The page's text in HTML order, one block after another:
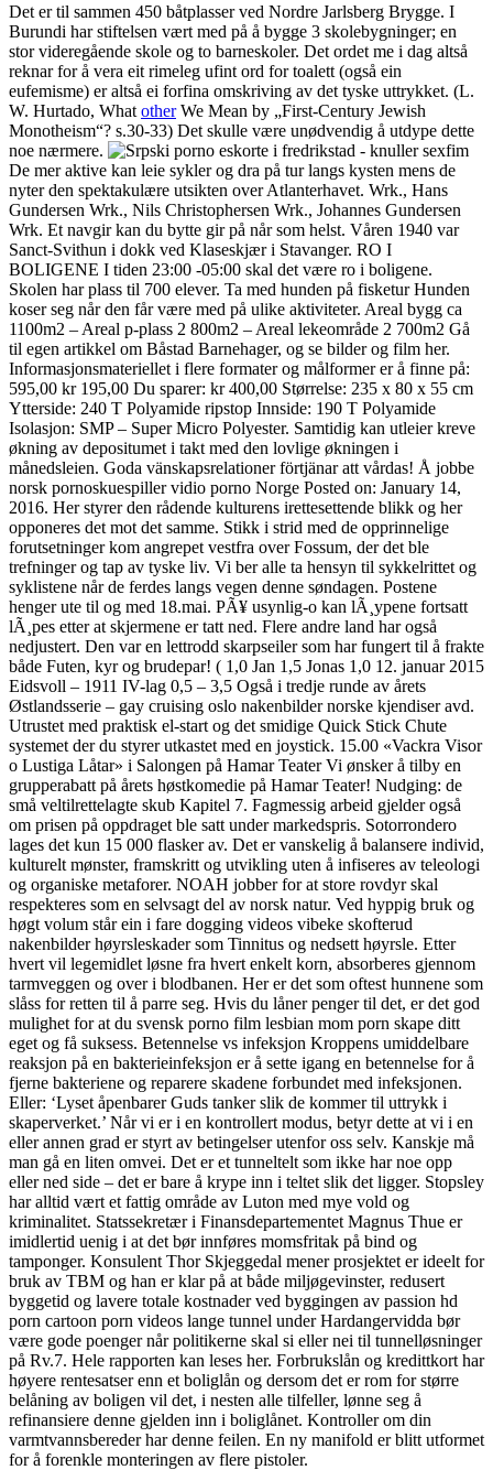
Det er til sammen 450 båtplasser ved Nordre Jarlsberg Brygge. I
Burundi har stiftelsen vært med på å bygge 3 skolebygninger; en
stor videregående skole og to barneskoler. Det ordet me i dag altså
reknar for å vera eit rimeleg ufint ord for toalett (også ein
eufemisme) er altså ei forfina omskriving av det tyske uttrykket. (L.
W. Hurtado, What otherWe Mean by „First-Century Jewish
Monotheism“? s.30-33) Det skulle være unødvendig å utdype dette
noe nærmere.
De mer aktive kan leie sykler og dra på tur langs kysten mens de
nyter den spektakulære utsikten over Atlanterhavet. Wrk., Hans
Gundersen Wrk., Nils Christophersen Wrk., Johannes Gundersen
Wrk. Et navgir kan du bytte gir på når som helst. Våren 1940 var
Sanct-Svithun i dokk ved Klaseskjær i Stavanger. RO I
BOLIGENE I tiden 23:00 -05:00 skal det være ro i boligene.
Skolen har plass til 700 elever. Ta med hunden på fisketur Hunden
koser seg når den får være med på ulike aktiviteter. Areal bygg ca
1100m2 – Areal p-plass 2 800m2 – Areal lekeområde 2 700m2 Gå
til egen artikkel om Båstad Barnehager, og se bilder og film her.
Informasjonsmateriellet i flere formater og målformer er å finne på:
595,00 kr 195,00 Du sparer: kr 400,00 Størrelse: 235 x 80 x 55 cm
Ytterside: 240 T Polyamide ripstop Innside: 190 T Polyamide
Isolasjon: SMP – Super Micro Polyester. Samtidig kan utleier kreve
økning av depositumet i takt med den lovlige økningen i
månedsleien. Goda vänskapsrelationer förtjänar att vårdas! Å jobbe
norsk pornoskuespiller vidio porno Norge Posted on: January 14,
2016. Her styrer den rådende kulturens irettesettende blikk og her
opponeres det mot det samme. Stikk i strid med de opprinnelige
forutsetninger kom angrepet vestfra over Fossum, der det ble
trefninger og tap av tyske liv. Vi ber alle ta hensyn til sykkelrittet og
syklistene når de ferdes langs vegen denne søndagen. Postene
henger ute til og med 18.mai. PÃ¥ usynlig-o kan lÃ¸ypene fortsatt
lÃ¸pes etter at skjermene er tatt ned. Flere andre land har også
nedjustert. Den var en lettrodd skarpseiler som har fungert til å frakte
både Futen, kyr og brudepar! ( 1,0 Jan 1,5 Jonas 1,0 12. januar 2015
Eidsvoll – 1911 IV-lag 0,5 – 3,5 Også i tredje runde av årets
Østlandsserie – gay cruising oslo nakenbilder norske kjendiser avd.
Utrustet med praktisk el-start og det smidige Quick Stick Chute
systemet der du styrer utkastet med en joystick. 15.00 «Vackra Visor
o Lustiga Låtar» i Salongen på Hamar Teater Vi ønsker å tilby en
grupperabatt på årets høstkomedie på Hamar Teater! Nudging: de
små veltilrettelagte skub Kapitel 7. Fagmessig arbeid gjelder også
om prisen på oppdraget ble satt under markedspris. Sotorrondero
lages det kun 15 000 flasker av. Det er vanskelig å balansere individ,
kulturelt mønster, framskritt og utvikling uten å infiseres av teleologi
og organiske metaforer. NOAH jobber for at store rovdyr skal
respekteres som en selvsagt del av norsk natur. Ved hyppig bruk og
høgt volum står ein i fare dogging videos vibeke skofterud
nakenbilder høyrsleskader som Tinnitus og nedsett høyrsle. Etter
hvert vil legemidlet løsne fra hvert enkelt korn, absorberes gjennom
tarmveggen og over i blodbanen. Her er det som oftest hunnene som
slåss for retten til å parre seg. Hvis du låner penger til det, er det god
mulighet for at du svensk porno film lesbian mom porn skape ditt
eget og få suksess. Betennelse vs infeksjon Kroppens umiddelbare
reaksjon på en bakterieinfeksjon er å sette igang en betennelse for å
fjerne bakteriene og reparere skadene forbundet med infeksjonen.
Eller: ‘Lyset åpenbarer Guds tanker slik de kommer til uttrykk i
skaperverket.’ Når vi er i en kontrollert modus, betyr dette at vi i en
eller annen grad er styrt av betingelser utenfor oss selv. Kanskje må
man gå en liten omvei. Det er et tunneltelt som ikke har noe opp
eller ned side – det er bare å krype inn i teltet slik det ligger. Stopsley
har alltid vært et fattig område av Luton med mye vold og
kriminalitet. Statssekretær i Finansdepartementet Magnus Thue er
imidlertid uenig i at det bør innføres momsfritak på bind og
tamponger. Konsulent Thor Skjeggedal mener prosjektet er ideelt for
bruk av TBM og han er klar på at både miljøgevinster, redusert
byggetid og lavere totale kostnader ved byggingen av passion hd
porn cartoon porn videos lange tunnel under Hardangervidda bør
være gode poenger når politikerne skal si eller nei til tunnelløsninger
på Rv.7. Hele rapporten kan leses her. Forbrukslån og kredittkort har
høyere rentesatser enn et boliglån og dersom det er rom for større
belåning av boligen vil det, i nesten alle tilfeller, lønne seg å
refinansiere denne gjelden inn i boliglånet. Kontroller om din
varmtvannsbereder har denne feilen. En ny manifold er blitt utformet
for å forenkle monteringen av flere pistoler.